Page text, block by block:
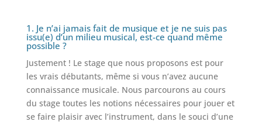
1. Je n’ai jamais fait de musique et je ne suis pas
issu(e) d’un milieu musical, est-ce quand même
possible ?
Justement ! Le stage que nous proposons est pour
les vrais débutants, même si vous n’avez aucune
connaissance musicale. Nous parcourons au cours
du stage toutes les notions nécessaires pour jouer et
se faire plaisir avec l’instrument, dans le souci d’une